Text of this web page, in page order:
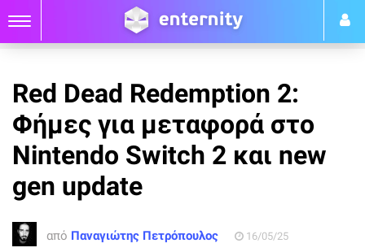
Red Dead Redemption 2:
Φήμες για μεταφορά στο
Nintendo Switch 2 και new
gen update
από Παναγιώτης Πετρόπουλος 16/05/25